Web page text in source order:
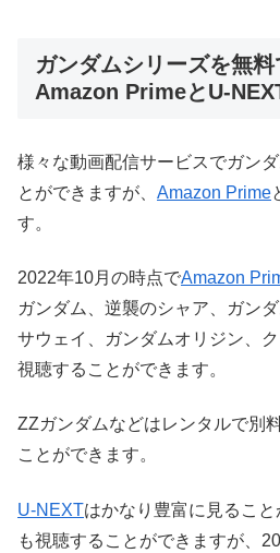
ガンダムシリーズを無
Amazon PrimeとU-
様々な動画配信サービスでガン
とができますが、 Amazon Prime
す。
2022年10月の時点でAmazon
ガンダム、逆襲のシャア、ガン
サウェイ、ガンダムオリジン、
視聴することができます。
ZZガンダムなどはレンタルで別
ことができます。
U-NEXTはかなり豊富に見るこ
も視聴することができますが、